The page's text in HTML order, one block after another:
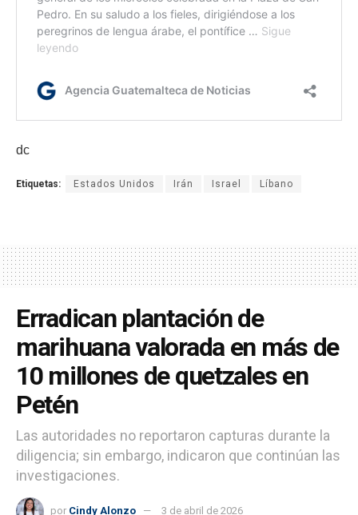
dc
Etiquetas: Estados Unidos Irán Israel Líbano
Erradican plantación de
marihuana valorada en más de
10 millones de quetzales en
Petén
Las autoridades no reportaron capturas durante la
diligencia; sin embargo, indicaron que continúan las
investigaciones.
por Cindy Alonzo 3 de abril de 2026